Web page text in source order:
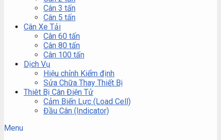
Cân 3 tấn
Cân 5 tấn
Cân Xe Tải
Cân 60 tấn
Cân 80 tấn
Cân 100 tấn
Dịch Vụ
Hiệu chỉnh Kiểm định
Sửa Chữa Thay Thiết Bị
Thiêt Bị Cân Điện Tử
Cảm Biến Lực (Load Cell)
Đầu Cân (Indicator)
Menu